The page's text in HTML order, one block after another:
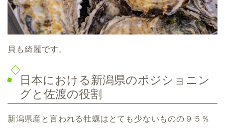
貝も綺麗です。
日本における新潟県のポジショニン
グと佐渡の役割
新潟県産と言われる牡蠣はとても少ないものの９５％